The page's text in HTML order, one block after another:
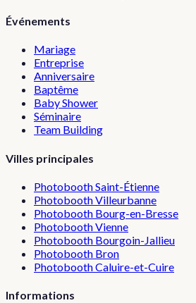
Événements
Mariage
Entreprise
Anniversaire
Baptême
Baby Shower
Séminaire
Team Building
Villes principales
PhotoboothSaint-Étienne
PhotoboothVilleurbanne
Photobooth Bourg-en-Bresse
PhotoboothVienne
Photobooth Bourgoin-Jallieu
Photobooth Bron
PhotoboothCaluire-et-Cuire
Informations